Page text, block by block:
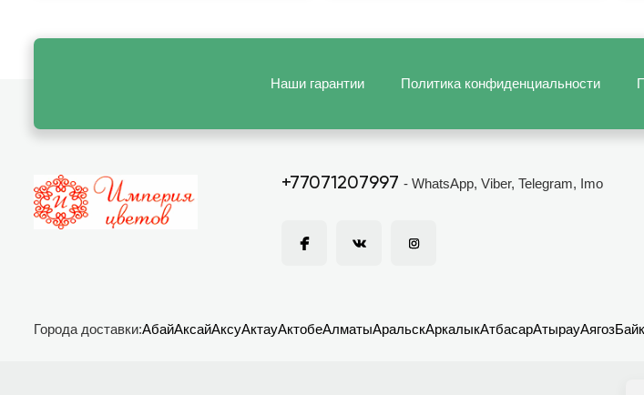
Наши гарантии Политика конфиденциальности
+77071207997 - WhatsApp, Viber, Telegram, Imo
Города доставки:АбайАксайАксуАктауАктобеАлматыАральскАркалыкАтбасарАтырауАягоз